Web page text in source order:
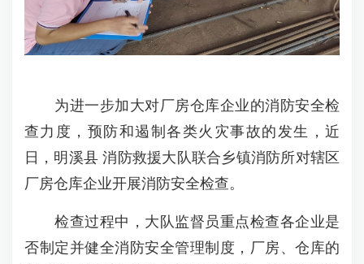
为进一步加大对厂房仓库企业的消防安全检
查力度，预防和遏制各类火灾事故的发生，近
日，明溪县 消防救援大队联合乡镇消防所对辖区
厂房仓库企业开展消防安全检查。
检查过程中，大队监督员重点检查各企业是
否制定并健全消防安全管理制度，厂房、仓库的